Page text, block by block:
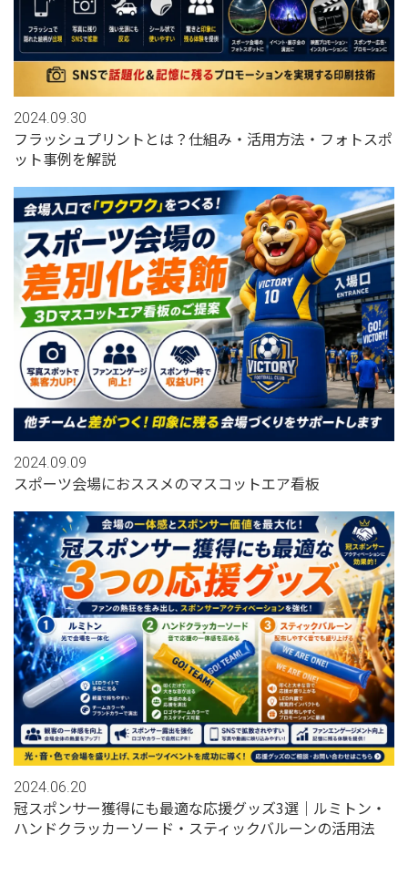
2024.09.30
フラッシュプリントとは？仕組み・活用方法・フォトスポ
ット事例を解説
2024.09.09
スポーツ会場におススメのマスコットエア看板
2024.06.20
冠スポンサー獲得にも最適な応援グッズ3選｜ルミトン・
ハンドクラッカーソード・スティックバルーンの活用法